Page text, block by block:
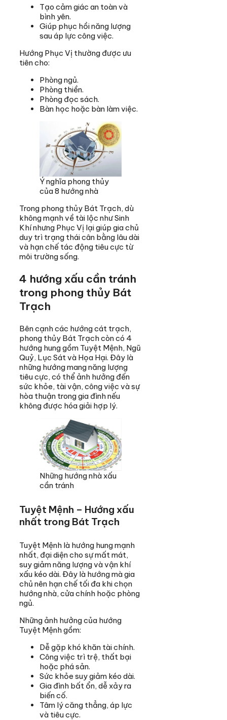
Tạo cảm giác an toàn và
bình yên.
Giúp phục hồi năng lượng
sau áp lực công việc.
Hướng Phục Vị thường được ưu
tiên cho:
Phòng ngủ.
Phòng thiền.
Phòng đọc sách.
Bàn học hoặc bàn làm việc.
Ý nghĩa phong thủy
của 8 hướng nhà
Trong phong thủy Bát Trạch, dù
không mạnh về tài lộc như Sinh
Khí nhưng Phục Vị lại giúp gia chủ
duy trì trạng thái cân bằng lâu dài
và hạn chế tác động tiêu cực từ
môi trường sống.
4 hướng xấu cần tránh
trong phong thủy Bát
Trạch
Bên cạnh các hướng cát trạch,
phong thủy Bát Trạch còn có 4
hướng hung gồm Tuyệt Mệnh, Ngũ
Quỷ, Lục Sát và Họa Hại. Đây là
những hướng mang năng lượng
tiêu cực, có thể ảnh hưởng đến
sức khỏe, tài vận, công việc và sự
hòa thuận trong gia đình nếu
không được hóa giải hợp lý.
Những hướng nhà xấu
cần tránh
Tuyệt Mệnh – Hướng xấu
nhất trong Bát Trạch
Tuyệt Mệnh là hướng hung mạnh
nhất, đại diện cho sự mất mát,
suy giảm năng lượng và vận khí
xấu kéo dài. Đây là hướng mà gia
chủ nên hạn chế tối đa khi chọn
hướng nhà, cửa chính hoặc phòng
ngủ.
Những ảnh hưởng của hướng
Tuyệt Mệnh gồm:
Dễ gặp khó khăn tài chính.
Công việc trì trệ, thất bại
hoặc phá sản.
Sức khỏe suy giảm kéo dài.
Gia đình bất ổn, dễ xảy ra
biến cố.
Tâm lý căng thẳng, áp lực
và tiêu cực.